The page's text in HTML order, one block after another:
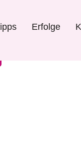
Erfolge